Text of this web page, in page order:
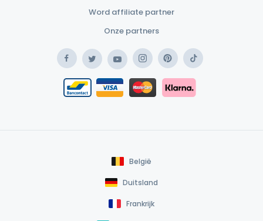
Word affiliate partner
Onze partners
FacebookTwitterYouTubeInstagramPinterestTikTok
Bancontact / Mister Cash
Safe Payment Card
Safe Payment Klarna
België
Duitsland
Frankrijk